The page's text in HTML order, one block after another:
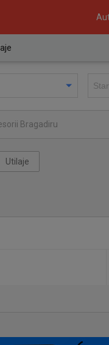
Bragadiru
Utilaje